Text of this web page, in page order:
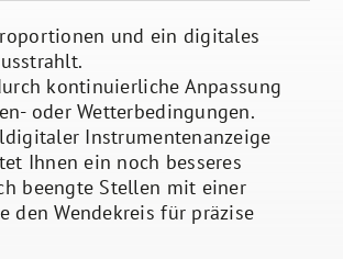
und ein digitales
kontinuierliche Anpassung
oder Wetterbedingungen.
Instrumentenanzeige
Ihnen ein noch besseres
beengte Stellen mit einer
den Wendekreis für präzise